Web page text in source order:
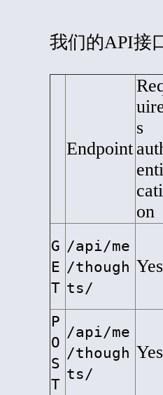
我们的API接
Endpoint
s
enti
cati
on
G
E
T
/api/me
/though
ts/
Yes
P
O
S
T
/api/me
/though
ts/
Yes